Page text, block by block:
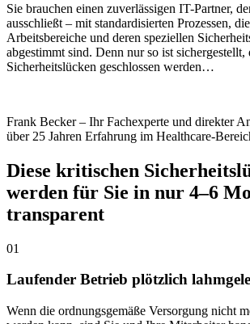
Sie brauchen einen zuverlässigen IT-Partner,
ausschließt – mit standardisierten Prozessen,
Arbeitsbereiche und deren speziellen
abgestimmt sind. Denn nur so ist sichergestellt,
Sicherheitslücken geschlossen werden…
Frank Becker – Ihr Fachexperte und direkter
über 25 Jahren Erfahrung im Healthcare-
Diese kritischen
werden für Sie in nur 4–6
transparent
01
Laufender Betrieb plötzlich
Wenn die ordnungsgemäße Versorgung nicht